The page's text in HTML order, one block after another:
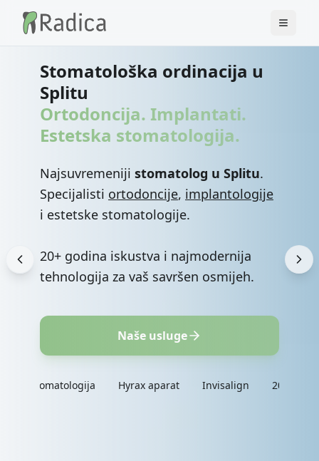
Stomatološka ordinacija u
Splitu
Ortodoncija. Implantati.
Estetska stomatologija.
Najsuvremeniji stomatolog u Splitu.
Specijalisti ortodoncije, implantologije
i estetske stomatologije.
20+ godina iskustva i najmodernija
tehnologija za vaš savršen osmijeh.
Naše usluge
Hyrax aparat Invisalign 20+ godina iskustva